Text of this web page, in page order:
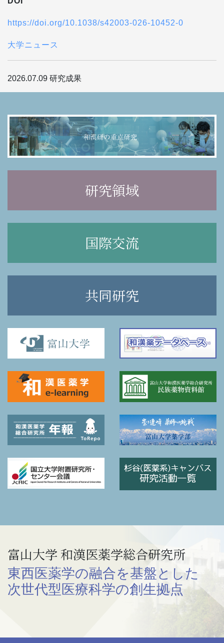
https://doi.org/10.1038/s42003-026-10452-0
大学ニュース
2026.07.09 研究成果
研究領域
国際交流
共同研究
富山大学 和漢医薬学総合研究所
東西医薬学の融合を基盤とした
次世代型医療科学の創生拠点